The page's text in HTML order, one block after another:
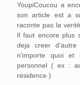
YoupiCoucou a
son article est a
raconte pas la
Il faut encore plus
deja creer
n'importe quoi
personnel ( ex :
résidence )